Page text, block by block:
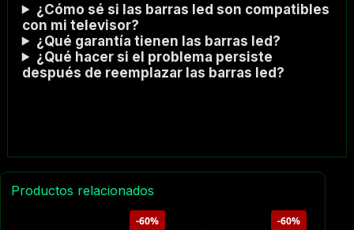
¿Cómo sé si las barras led son compatibles
con mi televisor?
¿Qué garantía tienen las barras led?
¿Qué hacer si el problema persiste
después de reemplazar las barras led?
Productos relacionados
-60% -60%